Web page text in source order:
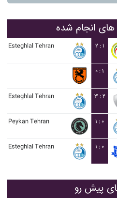
های انجام شده
Esteghlal Tehran ۲ : ۱
۰ : ۱
Esteghlal Tehran ۳ : ۲
Peykan Tehran ۱ : ۰
Esteghlal Tehran ۱ : ۰
پیش رو